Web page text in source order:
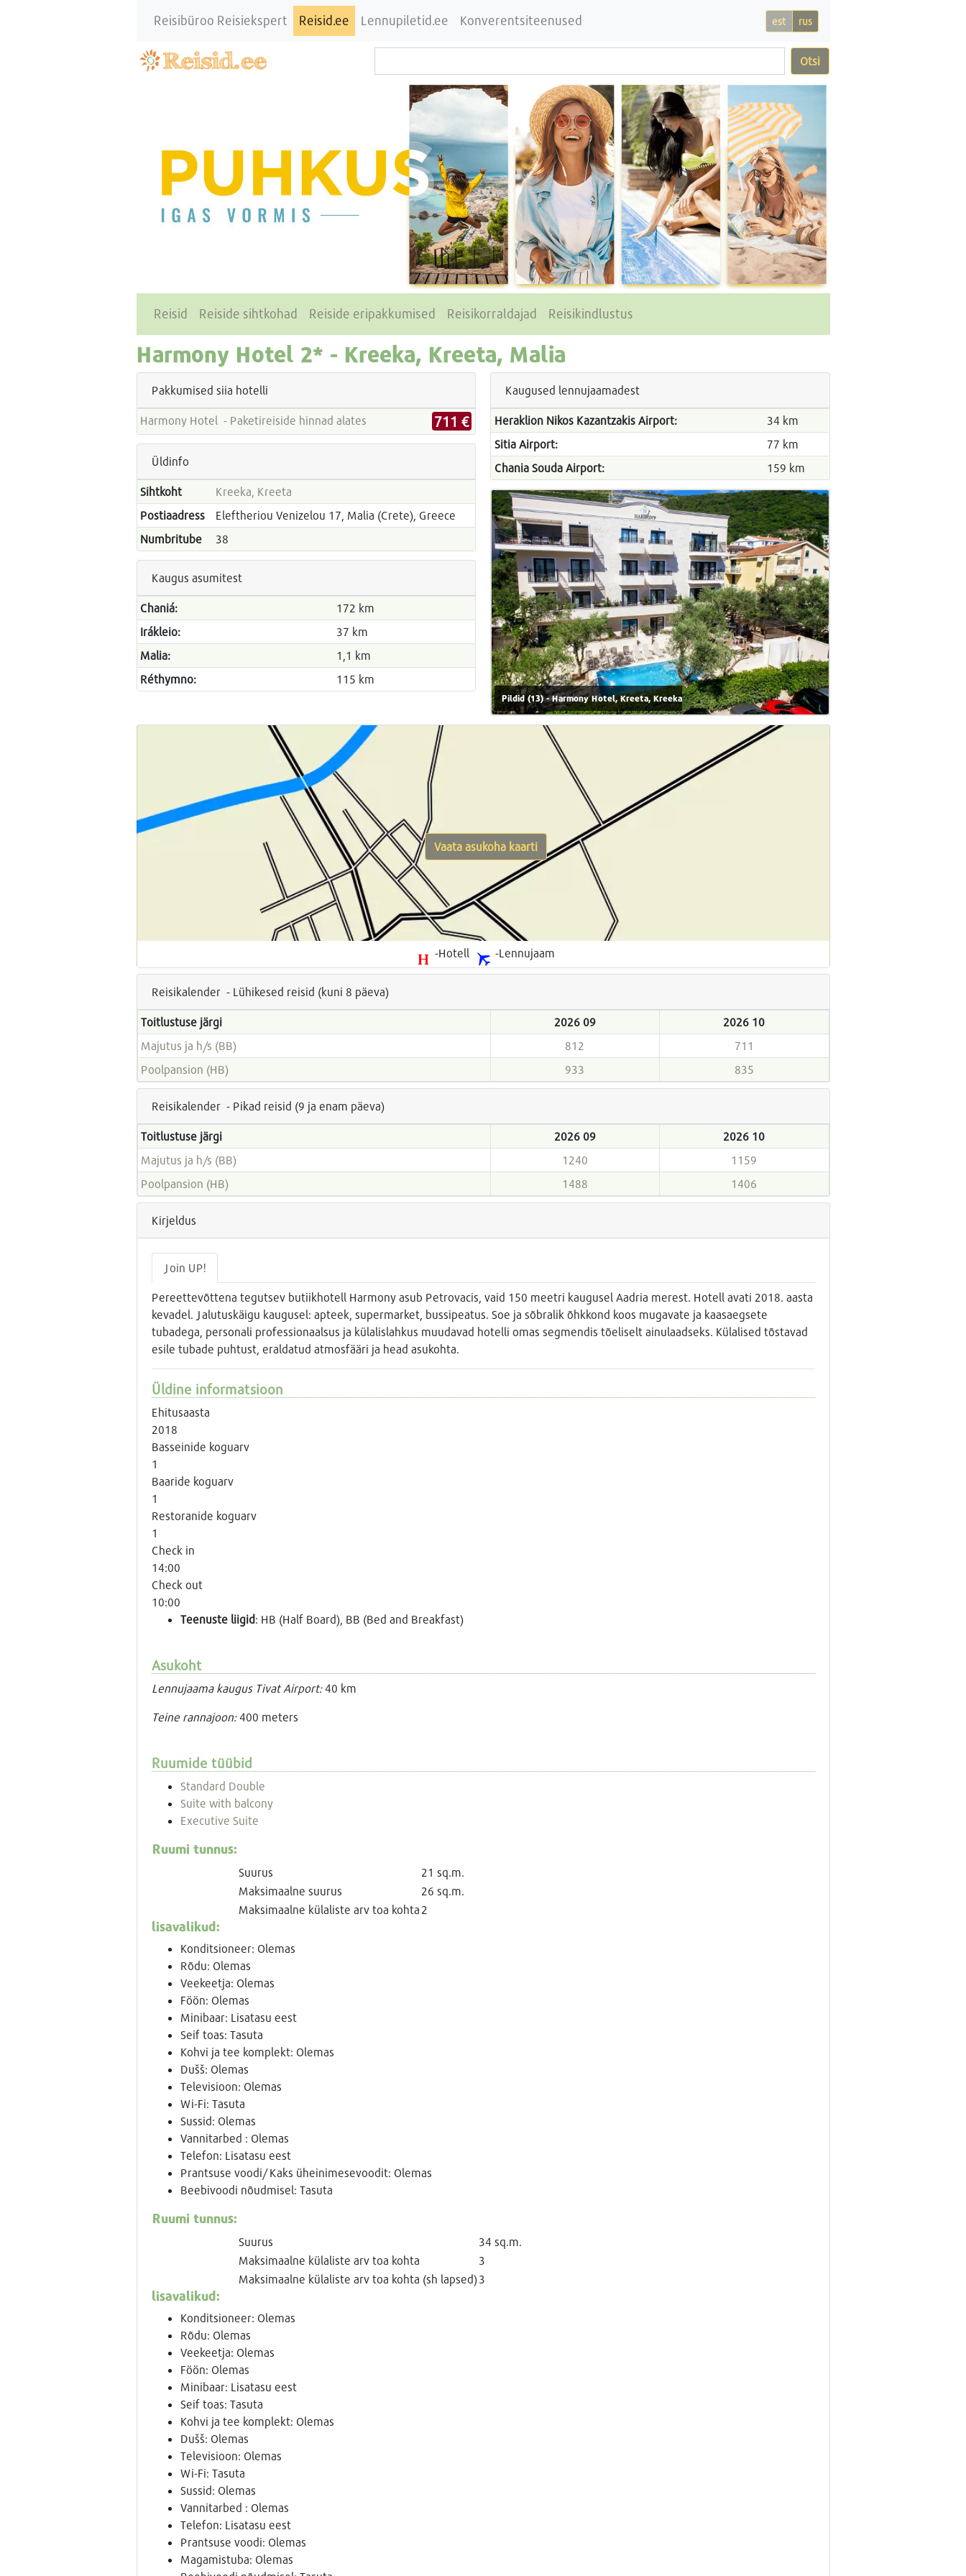
Reisibüroo Reisiekspert Reisid.ee Lennupiletid.ee Konverentsiteenused est rus
Otsi
Reisid Reiside sihtkohad Reiside eripakkumised Reisikorraldajad Reisikindlustus
Harmony Hotel 2* - Kreeka, Kreeta, Malia
Pakkumised siia hotelli
Harmony Hotel - Paketireiside hinnad alates 711 €
Üldinfo
Sihtkoht
Kreeka, Kreeta
Postiaadress
Eleftheriou Venizelou 17, Malia (Crete), Greece
Numbritube
38
Kaugus asumitest
Chaniá:
172 km
Irákleio:
37 km
Malia:
1,1 km
Réthymno:
115 km
Kaugused lennujaamadest
Heraklion Nikos Kazantzakis Airport:
34 km
Sitia Airport:
77 km
Chania Souda Airport:
159 km
Pildid (13) - Harmony Hotel, Kreeta, Kreeka
-Hotell -Lennujaam
Vaata asukoha kaarti
Reisikalender - Lühikesed reisid (kuni 8 päeva)
Toitlustuse järgi 2026 09
2026 10
Majutus ja h/s (BB)
812
711
Poolpansion (HB)
933 835
Reisikalender - Pikad reisid (9 ja enam päeva)
Toitlustuse järgi 2026 09
2026 10
Majutus ja h/s (BB)
1240
1159
Poolpansion (HB)
1488 1406
Kirjeldus
Join UP!
Pereettevõttena tegutsev butiikhotell Harmony asub Petrovacis, vaid 150 meetri kaugusel Aadria merest. Hotell avati 2018. aasta
kevadel. Jalutuskäigu kaugusel: apteek, supermarket, bussipeatus. Soe ja sõbralik õhkkond koos mugavate ja kaasaegsete
tubadega, personali professionaalsus ja külalislahkus muudavad hotelli omas segmendis tõeliselt ainulaadseks. Külalised tõstavad
esile tubade puhtust, eraldatud atmosfääri ja head asukohta.
Üldine informatsioon
Ehitusaasta
2018
Basseinide koguarv
1
Baaride koguarv
1
Restoranide koguarv
1
Check in
14:00
Check out
10:00
Teenuste liigid: HB (Half Board), BB (Bed and Breakfast)
Asukoht
Lennujaama kaugus Tivat Airport:40 km
Teine rannajoon:400 meters
Ruumide tüübid
Standard Double
Suite with balcony
Executive Suite
Suurus
21 sq.m.
Maksimaalne suurus
26 sq.m.
Maksimaalne külaliste arv toa kohta 2
Ruumi tunnus:
lisavalikud:
Konditsioneer: Olemas
Rõdu: Olemas
Veekeetja: Olemas
Föön: Olemas
Minibaar: Lisatasu eest
Seif toas: Tasuta
Kohvi ja tee komplekt: Olemas
Dušš: Olemas
Televisioon: Olemas
Wi-Fi: Tasuta
Sussid: Olemas
Vannitarbed : Olemas
Telefon: Lisatasu eest
Prantsuse voodi/ Kaks üheinimesevoodit: Olemas
Beebivoodi nõudmisel: Tasuta
Suurus
34 sq.m.
Maksimaalne külaliste arv toa kohta
3
Maksimaalne külaliste arv toa kohta (sh lapsed)3
Ruumi tunnus:
lisavalikud:
Konditsioneer: Olemas
Rõdu: Olemas
Veekeetja: Olemas
Föön: Olemas
Minibaar: Lisatasu eest
Seif toas: Tasuta
Kohvi ja tee komplekt: Olemas
Dušš: Olemas
Televisioon: Olemas
Wi-Fi: Tasuta
Sussid: Olemas
Vannitarbed : Olemas
Telefon: Lisatasu eest
Prantsuse voodi: Olemas
Magamistuba: Olemas